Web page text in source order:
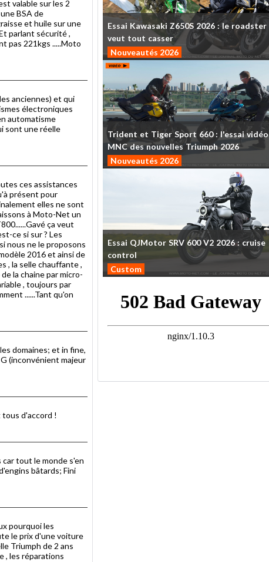
valable sur les 2
BSA de
et huile sur une
parlant sécurité ,
pas 221kgs .....Moto
anciennes) et qui
électroniques
automatisme
sont une réelle
ces assistances
présent pour
elles ne sont
à Moto-Net un
ça veut
ce si sur ? Les
nous ne le proposons
2016 et ainsi de
, la selle chauffante ,
la chaine par micro-
, toujours par
......Tant qu'on
domaines; et in fine,
(inconvénient majeur
tous d'accord !
tout le monde s'en
bâtards; Fini
pourquoi les
le prix d'une voiture
Triumph de 2 ans
, les réparations
Essai Kawasaki Z650S 2026 : le roadster
veut tout casser
Nouveautés 2026
Trident et Tiger Sport 660 : l'essai vidéo
MNC des nouvelles Triumph 2026
Nouveautés 2026
Essai QJMotor SRV 600 V2 2026 : cruise
control
Custom